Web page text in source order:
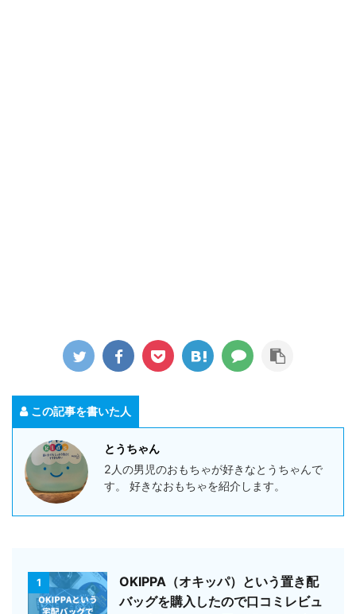
この記事を書いた人
とうちゃん
2人の男児のおもちゃが好きなとうちゃんで
す。 好きなおもちゃを紹介します。
1
OKIPPA（オキッパ）という置き配
バッグを購入したので口コミレビュ